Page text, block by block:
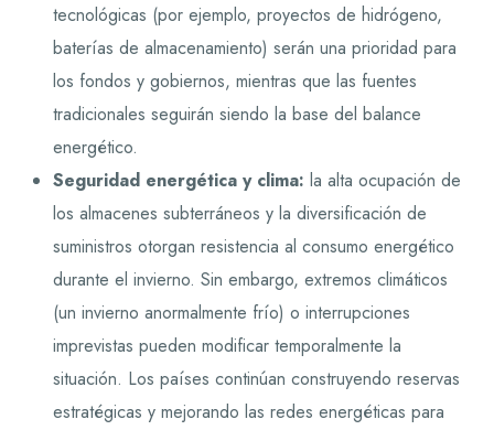
tecnológicas (por ejemplo, proyectos de hidrógeno,
baterías de almacenamiento) serán una prioridad para
los fondos y gobiernos, mientras que las fuentes
tradicionales seguirán siendo la base del balance
energético.
Seguridad energética y clima: la alta ocupación de
los almacenes subterráneos y la diversificación de
suministros otorgan resistencia al consumo energético
durante el invierno. Sin embargo, extremos climáticos
(un invierno anormalmente frío) o interrupciones
imprevistas pueden modificar temporalmente la
situación. Los países continúan construyendo reservas
estratégicas y mejorando las redes energéticas para